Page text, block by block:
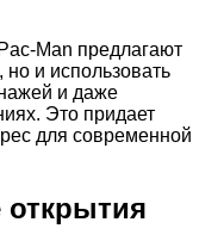
Man предлагают
но и использовать
и даже
Это придает
для современной